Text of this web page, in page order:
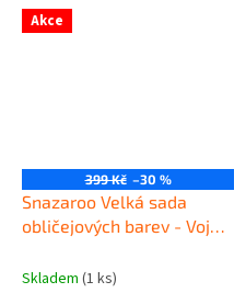
a podrobný...
Akce
399 Kč –30 %
Snazaroo Velká sada
obličejových barev - Voják
Skladem (1 ks)